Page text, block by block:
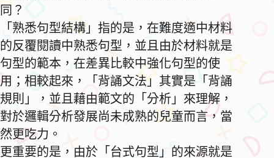
同？
「熟悉句型結構」指的是，在難度適中材料
的反覆閱讀中熟悉句型，並且由於材料就是
句型的範本，在差異比較中強化句型的使
用；相較起來，「背誦文法」其實是「背誦
規則」，並且藉由範文的「分析」來理解，
對於邏輯分析發展尚未成熟的兒童而言，當
然更吃力。
更重要的是，由於「台式句型」的來源就是